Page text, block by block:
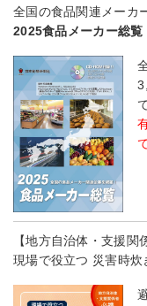
全国の食品関連メー
2025食品メーカー総覧
【地方自治体・支援関
現場で役立つ 災害時炊